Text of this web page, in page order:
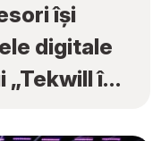
își
digitale
„Tekwill în